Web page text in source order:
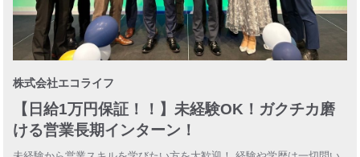
株式会社エコライフ
【日給1万円保証！！】未経験OK！ガクチカ磨
ける営業長期インターン！